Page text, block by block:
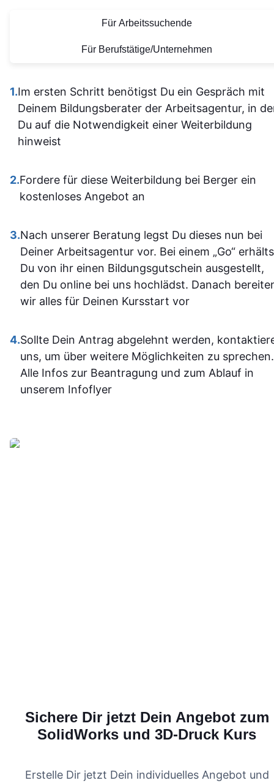
Lernmaterialien sind auf
einem hohen Niveau.
zugänglich, sodass man
sich gut orientieren kann.
Insgesamt ist der
alle, die sich im Bereich
SPS weiterbilden oder
Sehr empfehlenswert! 👍
Lernerfahrung
aufgebaut
man kam
dann gut
allem
einiges
und fühle
im
jetzt
sicherer.
Für Arbeitssuchende
Für Berufstätige/Unternehmen
1.Im ersten Schritt benötigst Du ein Gespräch mit
Deinem Bildungsberater der Arbeitsagentur, in
Du auf die Notwendigkeit einer Weiterbildung
hinweist
2.Fordere für diese Weiterbildung bei Berger ein
kostenloses Angebot an
3.Nach unserer Beratung legst Du dieses nun bei
Deiner Arbeitsagentur vor. Bei einem „Go“
Du von ihr einen Bildungsgutschein ausgestellt,
den Du online bei uns hochlädst. Danach
wir alles für Deinen Kursstart vor
4.Sollte Dein Antrag abgelehnt werden,
uns, um über weitere Möglichkeiten zu sprechen.
Alle Infos zur Beantragung und zum Ablauf in
unserem Infoflyer
Sichere Dir jetzt Dein Angebot zum
SolidWorks und 3D-Druck Kurs
Erstelle Dir jetzt Dein individuelles Angebot und